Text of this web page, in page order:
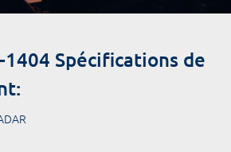
Spécifications de